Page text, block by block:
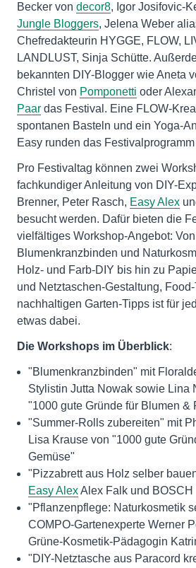
Becker von decor8, Igor Josifovic-
Jungle Bloggers, Jelena Weber
Chefredakteurin HYGGE, FLOW,
LANDLUST, Sinja Schütte.
bekannten DIY-Blogger wie Aneta
Christel von Pomponetti oder
Paar das Festival. Eine FLOW-
spontanen Basteln und ein Yoga-
Easy runden das Festivalprogramm
Pro Festivaltag können zwei
fachkundiger Anleitung von DIY-
Brenner, Peter Rasch, Easy Alex
besucht werden. Dafür bieten die
vielfältiges Workshop-Angebot:
Blumenkranzbinden und
Holz- und Farb-DIY bis hin zu
und Netztaschen-Gestaltung,
nachhaltigen Garten-Tipps ist für
etwas dabei.
Die Workshops im Überblick:
"Blumenkranzbinden" mit
Stylistin Jutta Nowak sowie Lina
"1000 gute Gründe für Blumen &
"Summer-Rolls zubereiten" mit
Lisa Krause von "1000 gute
Gemüse"
"Pizzabrett aus Holz selber
Easy AlexAlex Falk und BOSCH
"Pflanzenpflege: Naturkosmetik
COMPO-Gartenexperte Werner
Grüne-Kosmetik-Pädagogin
"DIY-Netztasche aus Paracord